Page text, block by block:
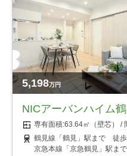
5,198万円
NICアーバンハイム
63.64㎡（壁芯）
鶴見線「鶴見」駅まで 徒
京急本線「京急鶴見」駅ま